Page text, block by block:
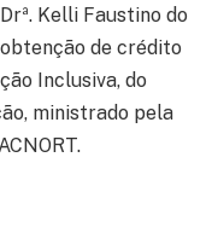
Kelli Faustino do
de crédito
Inclusiva, do
ministrado pela